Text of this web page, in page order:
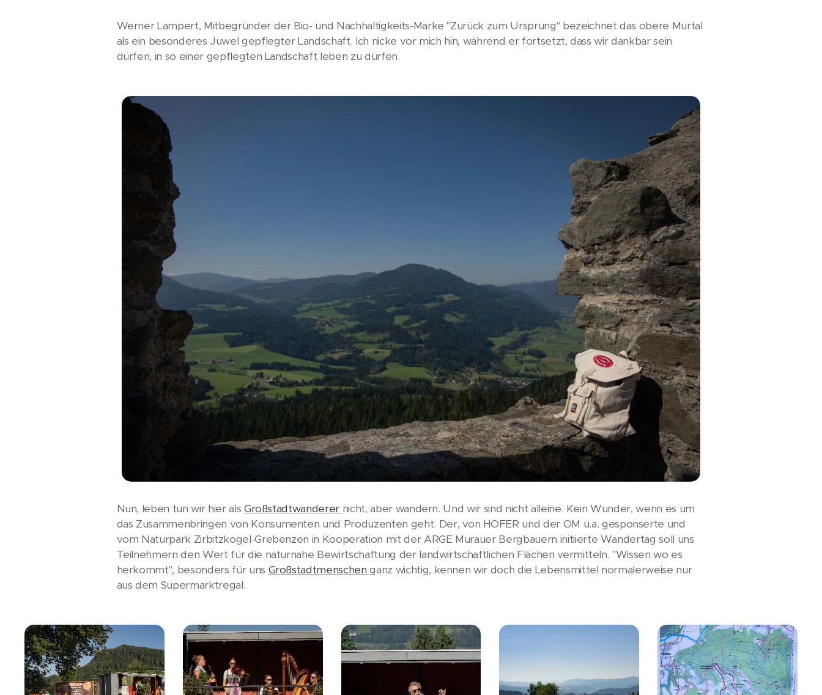
Werner Lampert, Mitbegründer der Bio- und Nachhaltigkeits-Marke "Zurück zum Ursprung" bezeichnet das obere Murtal
als ein besonderes Juwel gepflegter Landschaft. Ich nicke vor mich hin, während er fortsetzt, dass wir dankbar sein
dürfen, in so einer gepflegten Landschaft leben zu dürfen.
Nun, leben tun wir hier als Großstadtwanderer nicht, aber wandern. Und wir sind nicht alleine. Kein Wunder, wenn es um
das Zusammenbringen von Konsumenten und Produzenten geht. Der, von HOFER und der OM u.a. gesponserte und
vom Naturpark Zirbitzkogel-Grebenzen in Kooperation mit der ARGE Murauer Bergbauern initiierte Wandertag soll uns
Teilnehmern den Wert für die naturnahe Bewirtschaftung der landwirtschaftlichen Flächen vermitteln. "Wissen wo es
herkommt", besonders für uns Großstadtmenschenganz wichtig, kennen wir doch die Lebensmittel normalerweise nur
aus dem Supermarktregal.